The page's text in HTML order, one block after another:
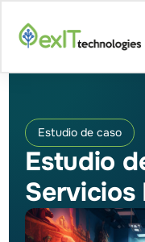
Estudio de caso
Estudio
Servicios